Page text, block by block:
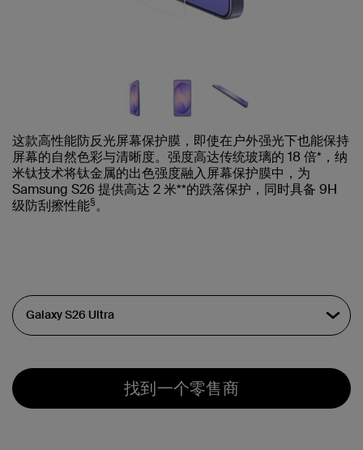
这款高性能防反光屏幕保护膜，即使在户外强光下也能保持
屏幕的自然色彩与清晰度。强度高达传统玻璃的 18 倍*，纳
米钛技术将钛金属的出色强度融入屏幕保护膜中，为
Samsung S26 提供高达 2 米**的跌落保护，同时具备 9H
级防刮擦性能§。
找到一个零售商